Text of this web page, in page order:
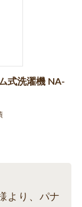
式洗濯機 NA-
より、パナ